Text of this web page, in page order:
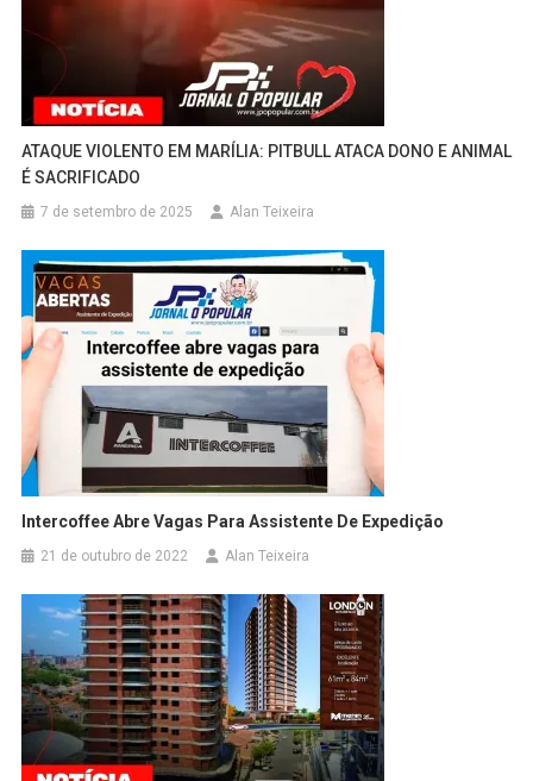
ATAQUE VIOLENTO EM MARÍLIA: PITBULL ATACA DONO E ANIMAL
É SACRIFICADO
7 de setembro de 2025 Alan Teixeira
Intercoffee Abre Vagas Para Assistente De Expedição
21 de outubro de 2022 Alan Teixeira